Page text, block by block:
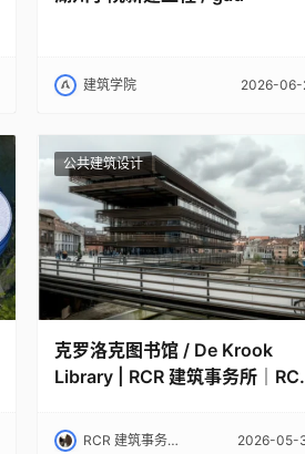
建筑学院 2026-06-
公共建筑设计
克罗洛克图书馆 / De Krook
Library | RCR 建筑事务所｜
RCR 建筑事务所｜RCR Arquitectes 2026-05-